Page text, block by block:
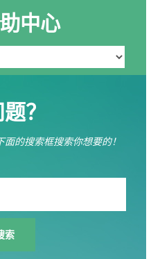
中心
？
的搜索框搜索你想要的！